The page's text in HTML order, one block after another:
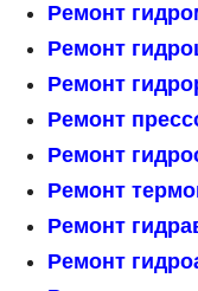
Ремонт
Ремонт
Ремонт
Ремонт
Ремонт
Ремонт
Ремонт
Ремонт